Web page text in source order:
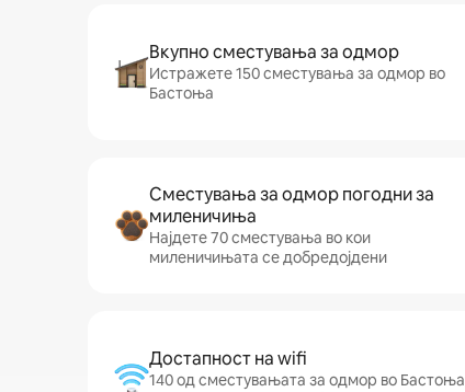
Вкупно сместувања за одмор
Истражете 150 сместувања за одмор во
Бастоња
Сместувања за одмор погодни за
миленичиња
Најдете 70 сместувања во кои
миленичињата се добредојдени
Достапност на wifi
140 од сместувањата за одмор во Бастоња